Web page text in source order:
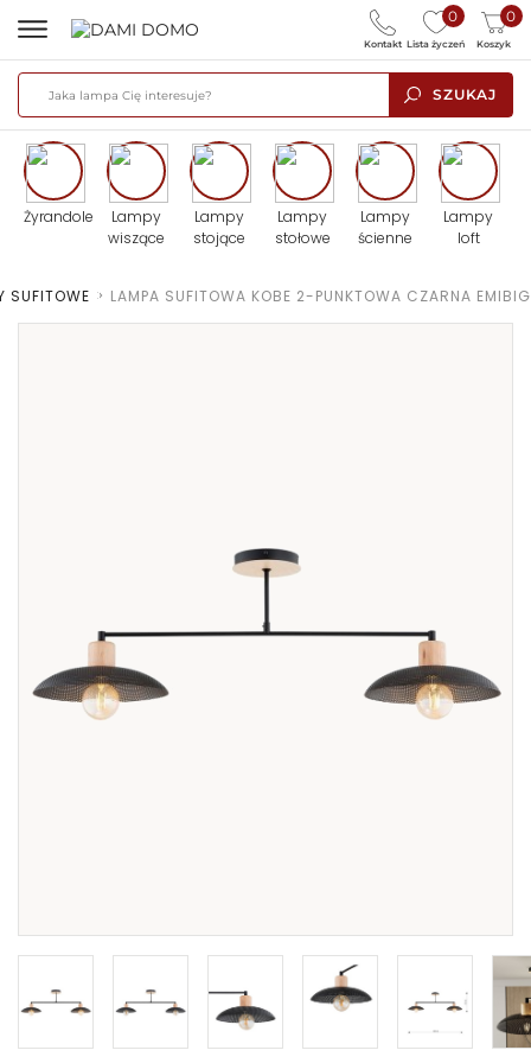
SZUKAJ
0
Lista życzeń
0
Koszyk
Kontakt
Żyrandole
Lampy
wiszące
Lampy
stojące
Lampy
stołowe
Lampy
ścienne
Lampy
loft
SUFITOWE > LAMPA SUFITOWA KOBE 2-PUNKTOWA CZARNA EMIBIG